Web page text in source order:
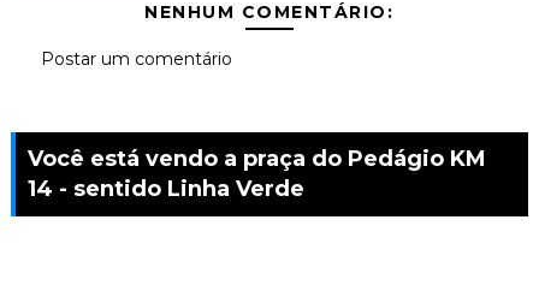
NENHUM COMENTÁRIO:
Postar um comentário
Você está vendo a praça do Pedágio KM
14 - sentido Linha Verde